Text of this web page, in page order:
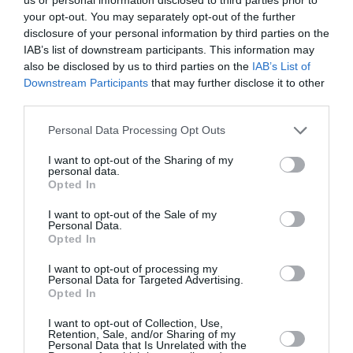
your opt-out. You may separately opt-out of the further
disclosure of your personal information by third parties on the
IAB’s list of downstream participants. This information may
also be disclosed by us to third parties on the IAB’s List of
Downstream Participants that may further disclose it to other
Personal Data Processing Opt Outs
I want to opt-out of the Sharing of my
personal data.
Opted In
I want to opt-out of the Sale of my
Personal Data.
Opted In
I want to opt-out of processing my
Personal Data for Targeted Advertising.
Opted In
I want to opt-out of Collection, Use,
Retention, Sale, and/or Sharing of my
Personal Data that Is Unrelated with the
Διάρκεια:81’
Χώρα Παραγωγής:Φινλανδία, Γερμανία
Έτος Παραγωγής:2023
Ταυτότητα